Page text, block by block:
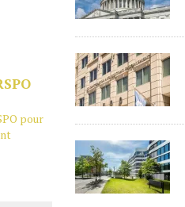
pour